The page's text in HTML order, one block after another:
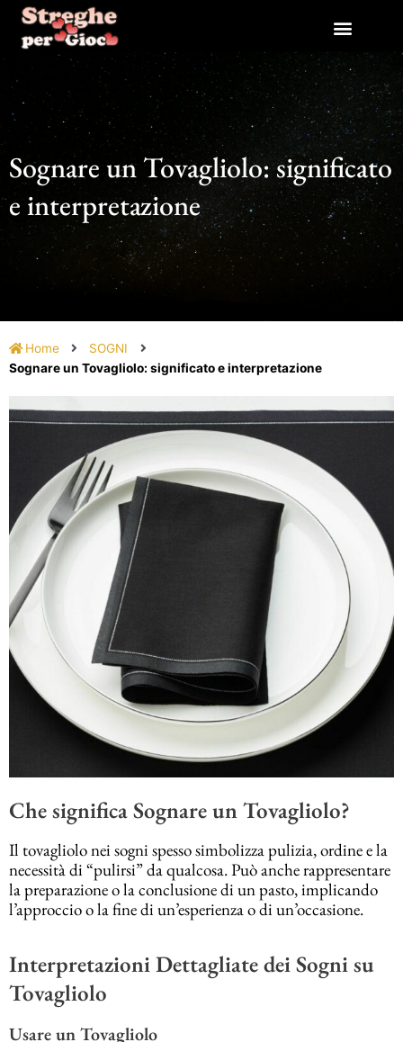
contenuto
Sognare un Tovagliolo: significato
e interpretazione
Home
SOGNI
Sognare un Tovagliolo: significato e interpretazione
Che significa Sognare un Tovagliolo?
Il tovagliolo nei sogni spesso simbolizza pulizia, ordine e la
necessità di “pulirsi” da qualcosa. Può anche rappresentare
la preparazione o la conclusione di un pasto, implicando
l’approccio o la fine di un’esperienza o di un’occasione.
Interpretazioni Dettagliate dei Sogni su
Tovagliolo
Usare un Tovagliolo